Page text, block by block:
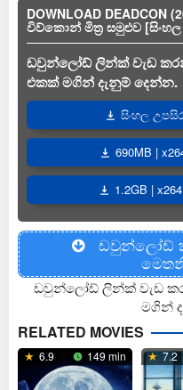
DOWNLOAD DEADCON
විව්කොන් මිත්‍ර සමුළුව
ඩවුන්ලෝඩ් ලින්ක් වැඩ
එකක් මගින් දැනුම් දෙන්න.
සිංහල
690MB |
1.2GB |
ඩවුන්ලෝඩ්
ඩවුන්ලෝඩ් ලින්ක් වැඩ
මගින්
RELATED MOVIES
6.9 149 min 7.2